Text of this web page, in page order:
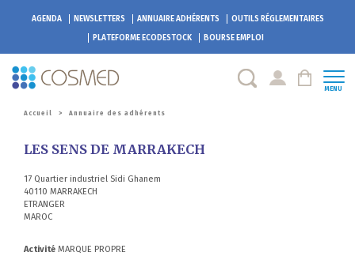
AGENDA NEWSLETTERS ANNUAIRE ADHÉRENTS
OUTILS RÉGLEMENTAIRES
PLATEFORMEECODESTOCK BOURSE EMPLOI
MENU
Accueil > Annuaire des adhérents
LES SENS DE MARRAKECH
17 Quartier industriel Sidi Ghanem
40110 MARRAKECH
ETRANGER
MAROC
Activité MARQUE PROPRE